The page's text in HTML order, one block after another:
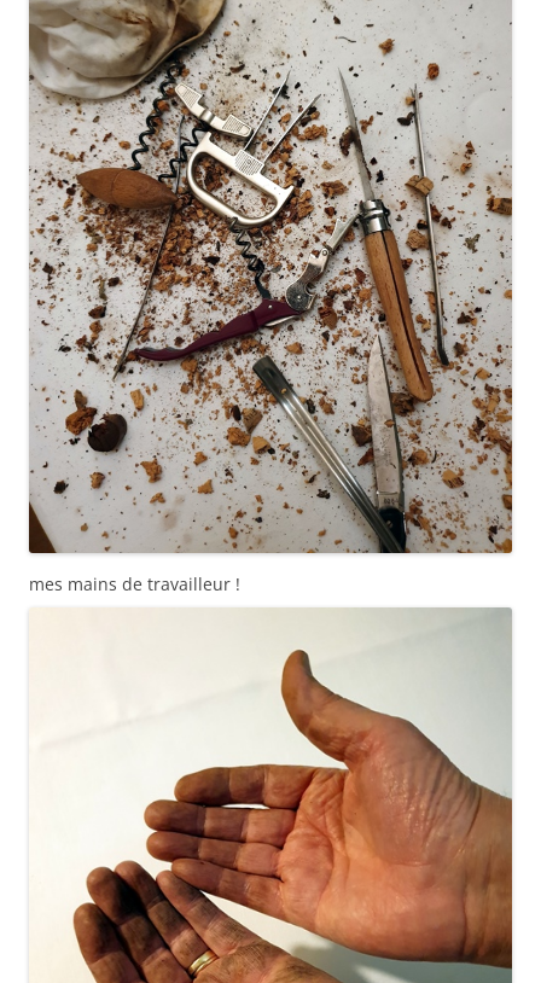
mes mains de travailleur !